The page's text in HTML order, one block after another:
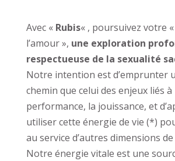
Avec « Rubis« , poursuivez votre
l’amour », une exploration
respectueuse de la sexualité
Notre intention est d’emprunter
chemin que celui des enjeux liés à
performance, la jouissance, et
utiliser cette énergie de vie (*)
au service d’autres dimensions
Notre énergie vitale est une